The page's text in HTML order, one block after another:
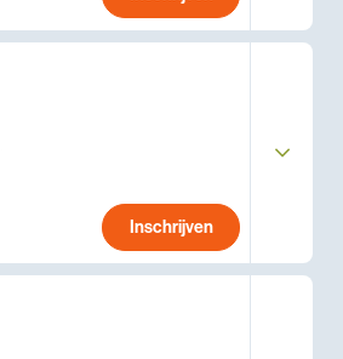
Inschrijven